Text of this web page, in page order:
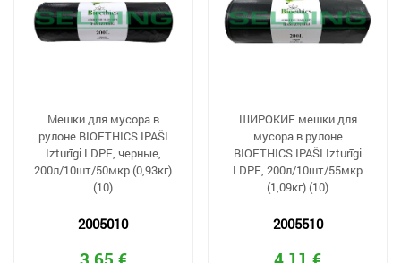
Мешки для мусора в
рулоне BIOETHICS ĪPAŠI
Izturīgi LDPE, черные,
200л/10шт/50мкр (0,93кг)
(10)
2005010
ШИРОКИЕ мешки для
мусора в рулоне
BIOETHICS ĪPAŠI Izturīgi
LDPE, 200л/10шт/55мкр
(1,09кг) (10)
2005510